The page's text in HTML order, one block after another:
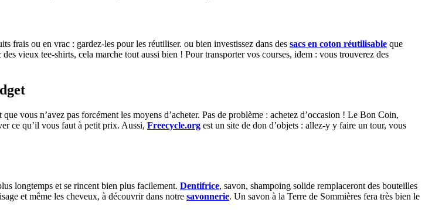
frais ou en vrac : gardez-les pour les réutiliser. ou bien investissez dans des sacs en coton réutilisable que
vieux tee-shirts, cela marche tout aussi bien ! Pour transporter vos courses, idem : vous trouverez des
vous n’avez pas forcément les moyens d’acheter. Pas de problème : achetez d’occasion ! Le Bon Coin,
ce qu’il vous faut à petit prix. Aussi, Freecycle.org est un site de don d’objets : allez-y y faire un tour, vous
longtemps et se rincent bien plus facilement. Dentifrice, savon, shampoing solide remplaceront des bouteilles
et même les cheveux, à découvrir dans notre savonnerie. Un savon à la Terre de Sommières fera très bien le